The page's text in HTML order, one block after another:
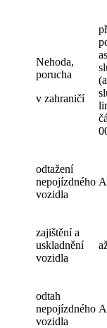
Nehoda,
porucha
v zahraničí
odtažení
nepojízdného
vozidla
zajištění a
uskladnění
vozidla
odtah
nepojízdného
vozidla